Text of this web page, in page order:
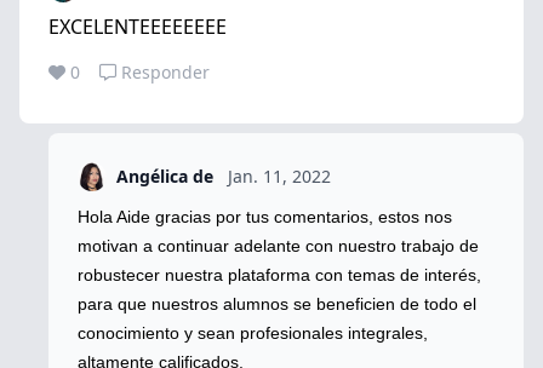
EXCELENTEEEEEEEE
0 Responder
Angélica de Jan. 11, 2022
Hola Aide gracias por tus comentarios, estos nos
motivan a continuar adelante con nuestro trabajo de
robustecer nuestra plataforma con temas de interés,
para que nuestros alumnos se beneficien de todo el
conocimiento y sean profesionales integrales,
altamente calificados.